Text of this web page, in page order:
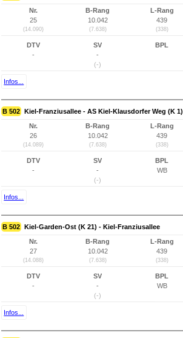
Nr.
25
(14.090)
B-Rang
10.042
(7.638)
L-Rang
439
(338)
DTV
-
SV
-
(-)
BPL
Infos...
B 502 Kiel-Franziusallee - AS Kiel-Klausdorfer Weg (K 1)
Nr.
26
(14.089)
B-Rang
10.042
(7.638)
L-Rang
439
(338)
DTV
-
SV
-
(-)
BPL
WB
Infos...
B 502 Kiel-Garden-Ost (K 21) - Kiel-Franziusallee
Nr.
27
(14.088)
B-Rang
10.042
(7.638)
L-Rang
439
(338)
DTV
-
SV
-
(-)
BPL
WB
Infos...